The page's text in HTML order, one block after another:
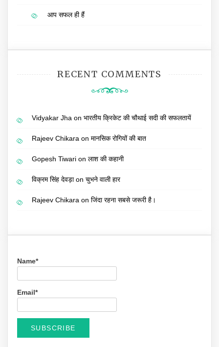
आप सफल ही हैं
RECENT COMMENTS
Vidyakar Jha on भारतीय क्रिकेट की चौथाई सदी की सफलतायें
Rajeev Chikara on मानसिक रोगियों की बात
Gopesh Tiwari on लाश की कहानी
विक्रम सिंह देवड़ाon चुभने वाली हार
Rajeev Chikara on जिंदा रहना सबसे जरूरी है।
Name*
Email*